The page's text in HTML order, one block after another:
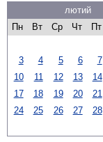
лютий
Пн
Вт Ср Чт Пт
3
4 5 6 7
10
11 12 13 14
17
18 19 20 21
24
25 26 27 28